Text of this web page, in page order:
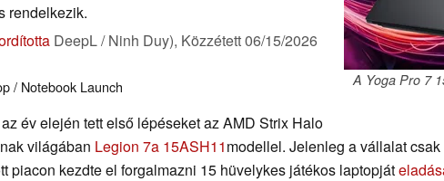
A Yoga Pro 7
rendelkezik.
DeepL / Ninh Duy), Közzétett06/15/2026
/ Notebook Launch
év elején tett első lépéseket az AMD Strix Halo
világában Legion 7a 15ASH11modellel. Jelenleg a vállalat
piacon kezdte el forgalmazni 15 hüvelykes játékos laptopját